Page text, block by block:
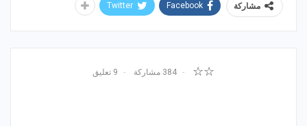
مشاركة Facebook
Twitter
☆☆ 384 مشاركة 9 تعليق